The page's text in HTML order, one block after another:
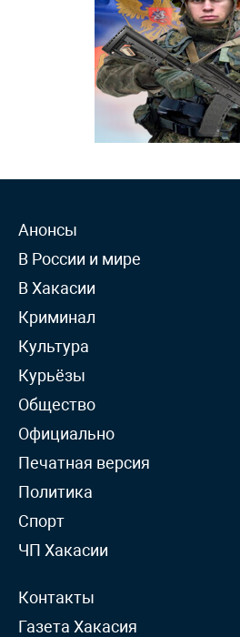
Анонсы
В России и мире
В Хакасии
Криминал
Культура
Курьёзы
Общество
Официально
Печатная версия
Политика
Спорт
ЧП Хакасии
Контакты
Газета Хакасия